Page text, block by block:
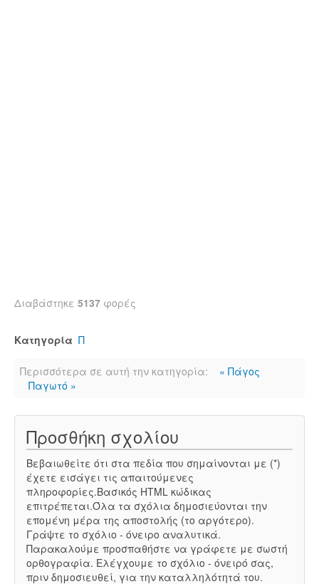
Διαβάστηκε 5137 φορές
Κατηγορία Π
Περισσότερα σε αυτή την κατηγορία:
« Πάγος
Παγωτό »
Προσθήκη σχολίου
Βεβαιωθείτε ότι στα πεδία που σημαίνονται με (*)
έχετε εισάγει τις απαιτούμενες
πληροφορίες.Βασικός HTML κώδικας
επιτρέπεται.Όλα τα σχόλια δημοσιεύονται την
επομένη μέρα της αποστολής (το αργότερο).
Γράψτε το σχόλιο - όνειρο αναλυτικά.
Παρακαλούμε προσπαθήστε να γράφετε με σωστή
ορθογραφία. Ελέγχουμε το σχόλιο - όνειρό σας,
πριν δημοσιευθεί, για την καταλληλότητά του.